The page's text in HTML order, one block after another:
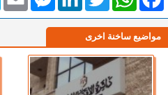
مواضيع ساخنة اخرى